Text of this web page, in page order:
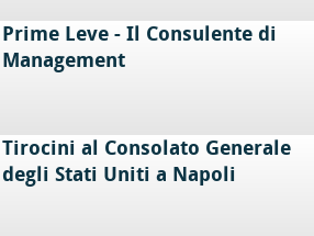
Prime Leve - Il Consulente di
Management
Tirocini al Consolato Generale
degli Stati Uniti a Napoli